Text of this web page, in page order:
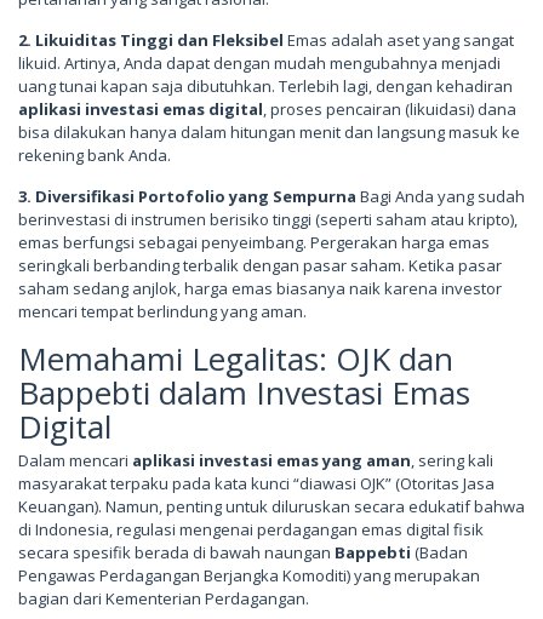
2. Likuiditas Tinggi dan Fleksibel Emas adalah aset yang sangat
likuid. Artinya, Anda dapat dengan mudah mengubahnya menjadi
uang tunai kapan saja dibutuhkan. Terlebih lagi, dengan kehadiran
aplikasi investasi emas digital , proses pencairan (likuidasi) dana
bisa dilakukan hanya dalam hitungan menit dan langsung masuk ke
rekening bank Anda.
3. Diversifikasi Portofolio yang Sempurna Bagi Anda yang sudah
berinvestasi di instrumen berisiko tinggi (seperti saham atau kripto),
emas berfungsi sebagai penyeimbang. Pergerakan harga emas
seringkali berbanding terbalik dengan pasar saham. Ketika pasar
saham sedang anjlok, harga emas biasanya naik karena investor
mencari tempat berlindung yang aman.
Memahami Legalitas: OJK dan
Bappebti dalam Investasi Emas
Digital
Dalam mencari aplikasi investasi emas yang aman , sering kali
masyarakat terpaku pada kata kunci “diawasi OJK” (Otoritas Jasa
Keuangan). Namun, penting untuk diluruskan secara edukatif bahwa
di Indonesia, regulasi mengenai perdagangan emas digital fisik
secara spesifik berada di bawah naungan Bappebti (Badan
Pengawas Perdagangan Berjangka Komoditi) yang merupakan
bagian dari Kementerian Perdagangan.